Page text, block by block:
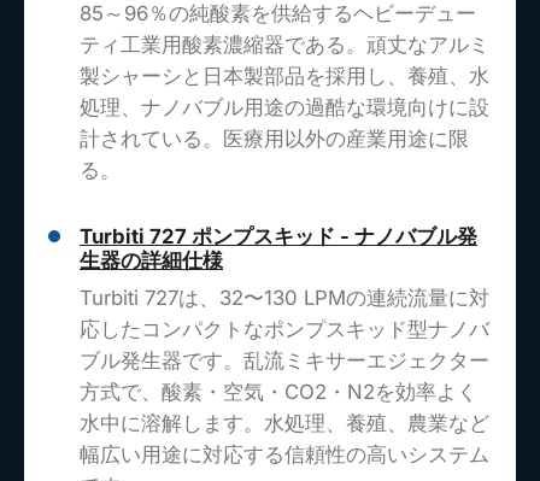
85～96％の純酸素を供給するヘビーデュー
ティ工業用酸素濃縮器である。頑丈なアルミ
製シャーシと日本製部品を採用し、養殖、水
処理、ナノバブル用途の過酷な環境向けに設
計されている。医療用以外の産業用途に限
る。
Turbiti 727 ポンプスキッド - ナノバブル発
生器の詳細仕様
Turbiti 727は、32〜130 LPMの連続流量に対
応したコンパクトなポンプスキッド型ナノバ
ブル発生器です。乱流ミキサーエジェクター
方式で、酸素・空気・CO2・N2を効率よく
水中に溶解します。水処理、養殖、農業など
幅広い用途に対応する信頼性の高いシステム